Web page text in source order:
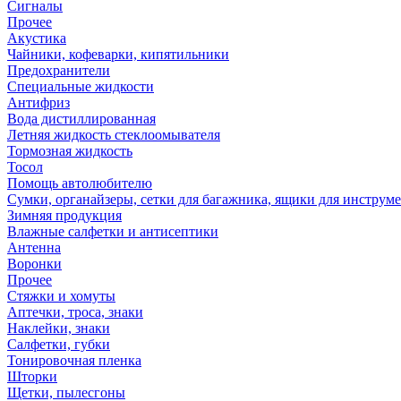
Сигналы
Прочее
Акустика
Чайники, кофеварки, кипятильники
Предохранители
Специальные жидкости
Антифриз
Вода дистиллированная
Летняя жидкость стеклоомывателя
Тормозная жидкость
Тосол
Помощь автолюбителю
Сумки, органайзеры, сетки для багажника, ящики для
Зимняя продукция
Влажные салфетки и антисептики
Антенна
Воронки
Прочее
Стяжки и хомуты
Аптечки, троса, знаки
Наклейки, знаки
Салфетки, губки
Тонировочная пленка
Шторки
Щетки, пылесгоны